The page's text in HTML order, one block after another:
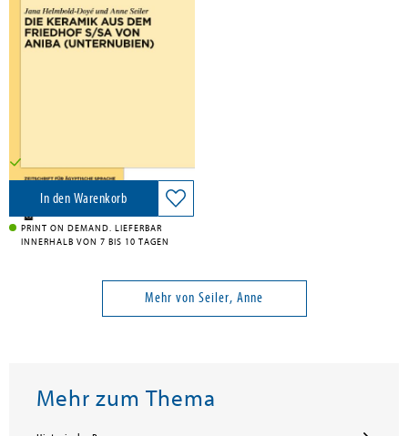
Die Keramik aus dem Friedhof
S/SA von Aniba (Unternubien)
In den Warenkorb
PRINT ON DEMAND. LIEFERBAR
INNERHALB VON 7 BIS 10 TAGEN
Mehr von Seiler, Anne
Mehr zum Thema